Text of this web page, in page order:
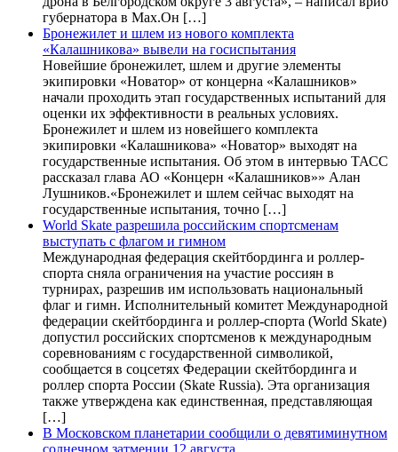
губернатора в Max.Он […]
Бронежилет и шлем из нового комплекта
«Калашникова» вывели на госиспытания
Новейшие бронежилет, шлем и другие элементы
экипировки «Новатор» от концерна «Калашников»
начали проходить этап государственных испытаний для
оценки их эффективности в реальных условиях.
Бронежилет и шлем из новейшего комплекта
экипировки «Калашникова» «Новатор» выходят на
государственные испытания. Об этом в интервью ТАСС
рассказал глава АО «Концерн «Калашников»» Алан
Лушников.«Бронежилет и шлем сейчас выходят на
государственные испытания, точно […]
World Skate разрешила российским спортсменам
выступать с флагом и гимном
Международная федерация скейтбординга и роллер-
спорта сняла ограничения на участие россиян в
турнирах, разрешив им использовать национальный
флаг и гимн. Исполнительный комитет Международной
федерации скейтбординга и роллер-спорта (World Skate)
допустил российских спортсменов к международным
соревнованиям с государственной символикой,
сообщается в соцсетях Федерации скейтбординга и
роллер спорта России (Skate Russia). Эта организация
также утверждена как единственная, представляющая
[…]
В Московском планетарии сообщили о девятиминутном
солнечном затмении 12 августа